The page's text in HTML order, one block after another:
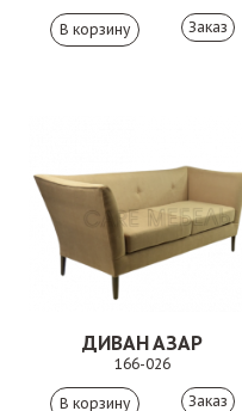
Заказ
ДИВАН АЗАР
166-026
Заказ